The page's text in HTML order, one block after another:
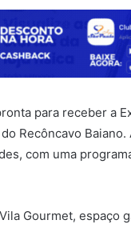
para receber a
Recôncavo
com uma
Gourmet, espaço